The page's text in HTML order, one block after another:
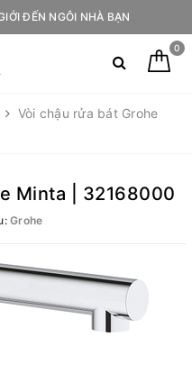
ĐẾN NGÔI NHÀ BẠN
0
Vòi chậu rửa bát Grohe
Minta | 32168000
Grohe